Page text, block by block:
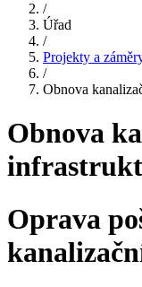
/
Úřad
/
Projekty a
/
Obnova
Obnova
Oprava